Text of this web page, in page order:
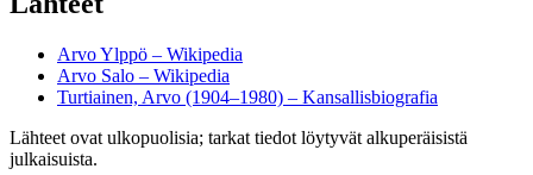
Arvo Ylppö – Wikipedia
Arvo Salo – Wikipedia
Turtiainen, Arvo (1904–1980) – Kansallisbiografia
Lähteet ovat ulkopuolisia; tarkat tiedot löytyvät alkuperäisistä
julkaisuista.